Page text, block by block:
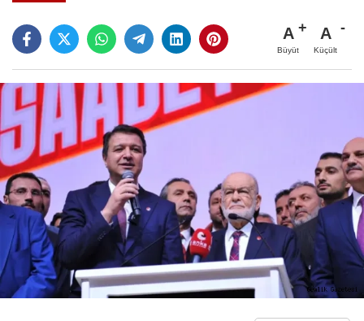
A
Büyüt
A
Küçült